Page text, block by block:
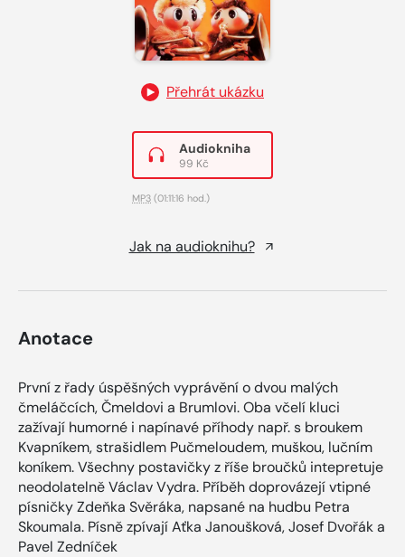
Přehrát ukázku
Audiokniha
99 Kč
MP3 (01:11:16 hod.)
Jak na audioknihu?
Anotace
První z řady úspěšných vyprávění o dvou malých
čmeláčcích, Čmeldovi a Brumlovi. Oba včelí kluci
zažívají humorné i napínavé příhody např. s broukem
Kvapníkem, strašidlem Pučmeloudem, muškou, lučním
koníkem. Všechny postavičky z říše broučků intepretuje
neodolatelně Václav Vydra. Příběh doprovázejí vtipné
písničky Zdeňka Svěráka, napsané na hudbu Petra
Skoumala. Písně zpívají Aťka Janoušková, Josef Dvořák a
Pavel Zedníček